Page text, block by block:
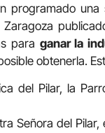
programado
para ganar la
obtenerla.
del Pilar, la
Señora del